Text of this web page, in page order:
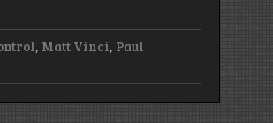
, Matt Vinci, Paul